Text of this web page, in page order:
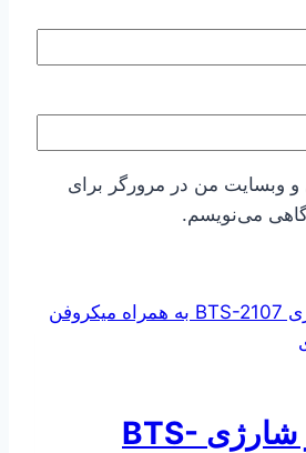
و وبسایت من در مرورگر برای
می‌نویسم.
اسپیکر شارژی BTS-